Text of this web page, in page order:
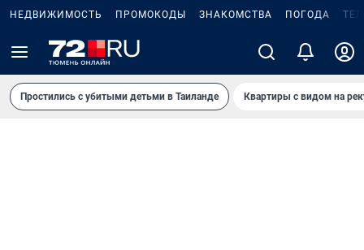
НЕДВИЖИМОСТЬ ПРОМОКОДЫ ЗНАКОМСТВА ПОГОДА
Простились с убитыми детьми в Таиланде Квартиры с видом на